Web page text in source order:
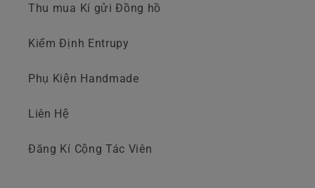
Thu mua Kí gửi Đồng hồ
Kiểm Định Entrupy
Phụ Kiện Handmade
Liên Hệ
Đăng Kí Cộng Tác Viên